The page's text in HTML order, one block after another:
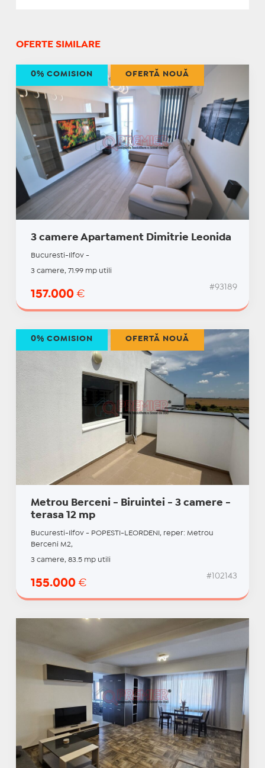
OFERTE SIMILARE
3 camere Apartament Dimitrie Leonida
Bucuresti-Ilfov -
3 camere, 71.99 mp utili
157.000 €
#93189
0% COMISION OFERTĂ NOUĂ
Metrou Berceni - Biruintei - 3 camere -
terasa 12 mp
Bucuresti-Ilfov - POPESTI-LEORDENI, reper: Metrou
Berceni M2,
3 camere, 83.5 mp utili
155.000 €
#102143
0% COMISION OFERTĂ NOUĂ